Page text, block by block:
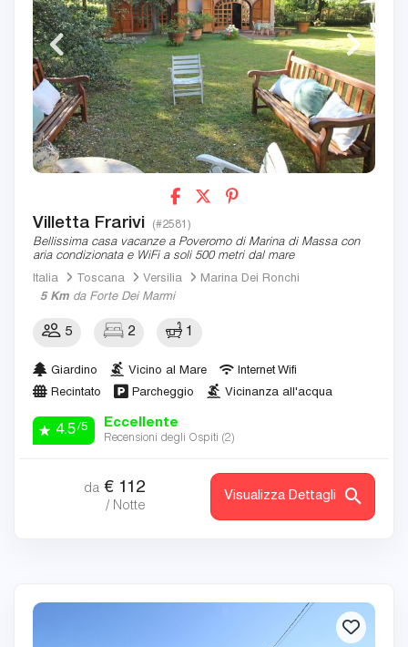
Villetta Frarivi (#2581)
Bellissima casa vacanze a Poveromo di Marina di Massa con
aria condizionata e WiFi a soli 500 metri dal mare
Italia
Toscana Versilia
Marina Dei Ronchi
5 Km da Forte Dei Marmi
5 2 1
Giardino Vicino al Mare
Internet Wifi
Recintato
Parcheggio Vicinanza all'acqua
4.5/5 Eccellente
Recensioni degli Ospiti (2)
da € 112
/ Notte
Visualizza Dettagli